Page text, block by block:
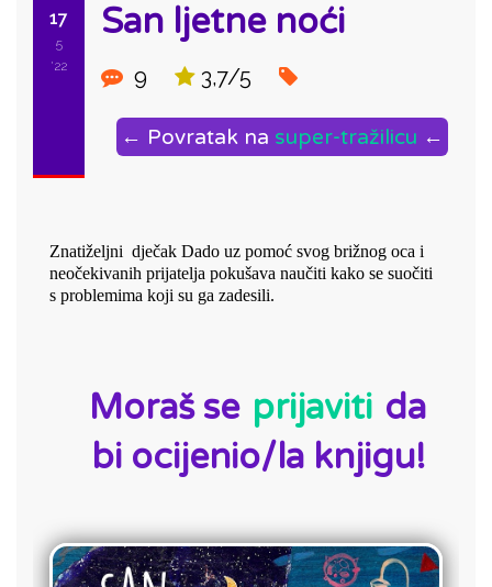
17
5
'22
San ljetne noći
9 3,7/5
← Povratak na super-tražilicu ←
Znatiželjni  dječak Dado uz pomoć svog brižnog oca i
neočekivanih prijatelja pokušava naučiti kako se suočiti
s problemima koji su ga zadesili.
Moraš se prijaviti da
bi ocijenio/la knjigu!